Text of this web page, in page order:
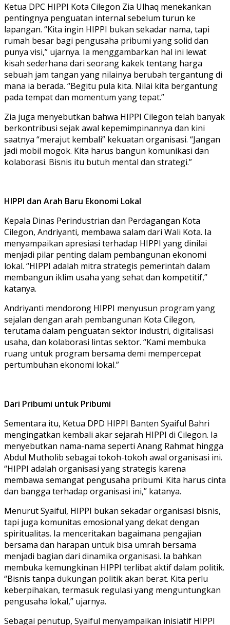
Ketua DPC HIPPI Kota Cilegon Zia Ulhaq menekankan
pentingnya penguatan internal sebelum turun ke
lapangan. “Kita ingin HIPPI bukan sekadar nama, tapi
rumah besar bagi pengusaha pribumi yang solid dan
punya visi,” ujarnya. Ia menggambarkan hal ini lewat
kisah sederhana dari seorang kakek tentang harga
sebuah jam tangan yang nilainya berubah tergantung di
mana ia berada. “Begitu pula kita. Nilai kita bergantung
pada tempat dan momentum yang tepat.”
Zia juga menyebutkan bahwa HIPPI Cilegon telah banyak
berkontribusi sejak awal kepemimpinannya dan kini
saatnya “merajut kembali” kekuatan organisasi. “Jangan
jadi mobil mogok. Kita harus bangun komunikasi dan
kolaborasi. Bisnis itu butuh mental dan strategi.”
HIPPI dan Arah Baru Ekonomi Lokal
Kepala Dinas Perindustrian dan Perdagangan Kota
Cilegon, Andriyanti, membawa salam dari Wali Kota. Ia
menyampaikan apresiasi terhadap HIPPI yang dinilai
menjadi pilar penting dalam pembangunan ekonomi
lokal. “HIPPI adalah mitra strategis pemerintah dalam
membangun iklim usaha yang sehat dan kompetitif,”
katanya.
Andriyanti mendorong HIPPI menyusun program yang
sejalan dengan arah pembangunan Kota Cilegon,
terutama dalam penguatan sektor industri, digitalisasi
usaha, dan kolaborasi lintas sektor. “Kami membuka
ruang untuk program bersama demi mempercepat
pertumbuhan ekonomi lokal.”
Dari Pribumi untuk Pribumi
Sementara itu, Ketua DPD HIPPI Banten Syaiful Bahri
mengingatkan kembali akar sejarah HIPPI di Cilegon. Ia
menyebutkan nama-nama seperti Anang Rahmat hingga
Abdul Mutholib sebagai tokoh-tokoh awal organisasi ini.
“HIPPI adalah organisasi yang strategis karena
membawa semangat pengusaha pribumi. Kita harus cinta
dan bangga terhadap organisasi ini,” katanya.
Menurut Syaiful, HIPPI bukan sekadar organisasi bisnis,
tapi juga komunitas emosional yang dekat dengan
spiritualitas. Ia menceritakan bagaimana pengajian
bersama dan harapan untuk bisa umrah bersama
menjadi bagian dari dinamika organisasi. Ia bahkan
membuka kemungkinan HIPPI terlibat aktif dalam politik.
“Bisnis tanpa dukungan politik akan berat. Kita perlu
keberpihakan, termasuk regulasi yang menguntungkan
pengusaha lokal,” ujarnya.
Sebagai penutup, Syaiful menyampaikan inisiatif HIPPI